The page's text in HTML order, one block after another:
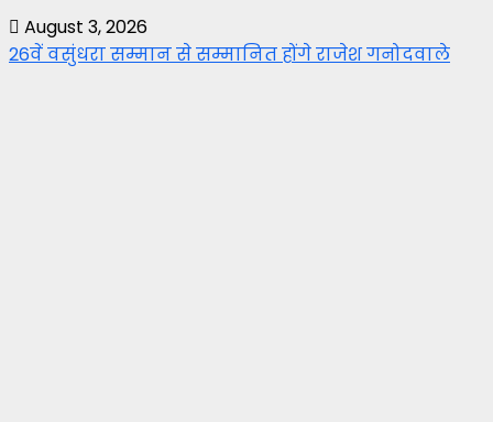
August 3, 2026
26वें वसुंधरा सम्मान से सम्मानित होंगे राजेश गनोदवाले